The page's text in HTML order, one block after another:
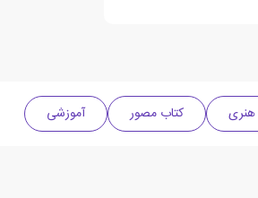
هنری کتاب مصور آموزشی